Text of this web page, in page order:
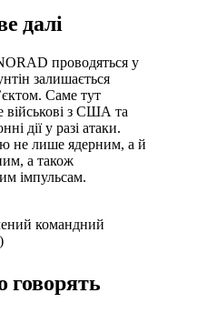
далі
проводяться у
залишається
Саме тут
військові з США та
дії у разі атаки.
не лише ядерним, а й
а також
імпульсам.
командний
говорять